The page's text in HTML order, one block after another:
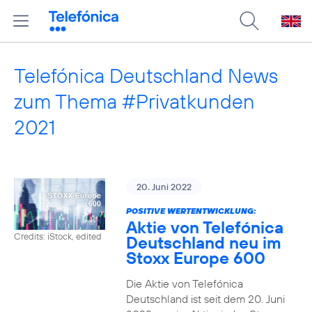
Telefónica Deutschland News
zum Thema #Privatkunden
2021
Credits: iStock, edited
20. Juni 2022
POSITIVE WERTENTWICKLUNG:
Aktie von Telefónica
Deutschland neu im
Stoxx Europe 600
Die Aktie von Telefónica
Deutschland ist seit dem 20. Juni